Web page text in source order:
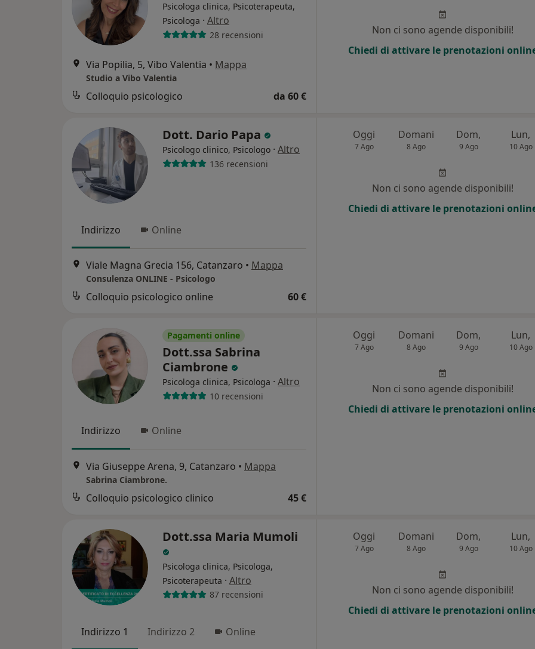
Psicologa clinica, Psicoterapeuta,
Psicologa · Altro
28 recensioni
Via Popilia, 5, Vibo Valentia • Mappa
Studio a Vibo Valentia
Colloquio psicologico da 60 €
Non ci sono agende disponibili!
Chiedi di attivare le prenotazioni
Dott. Dario Papa
Psicologo clinico, Psicologo · Altro
136 recensioni
Indirizzo Online
Viale Magna Grecia 156, Catanzaro • Mappa
Consulenza ONLINE - Psicologo
Colloquio psicologico online 60 €
Oggi
7 Ago
Domani
8 Ago
Dom,
9 Ago
Lun,
10 Ago
Non ci sono agende disponibili!
Chiedi di attivare le prenotazioni
Pagamenti online
Dott.ssa Sabrina
Ciambrone
Psicologa clinica, Psicologa · Altro
10 recensioni
Indirizzo Online
Via Giuseppe Arena, 9, Catanzaro • Mappa
Sabrina Ciambrone.
Colloquio psicologico clinico 45 €
Oggi
7 Ago
Domani
8 Ago
Dom,
9 Ago
Lun,
10 Ago
Non ci sono agende disponibili!
Chiedi di attivare le prenotazioni
Dott.ssa Maria Mumoli
Psicologa clinica, Psicologa,
Psicoterapeuta · Altro
87 recensioni
Indirizzo 1 Indirizzo 2 Online
Oggi
7 Ago
Domani
8 Ago
Dom,
9 Ago
Lun,
10 Ago
Non ci sono agende disponibili!
Chiedi di attivare le prenotazioni